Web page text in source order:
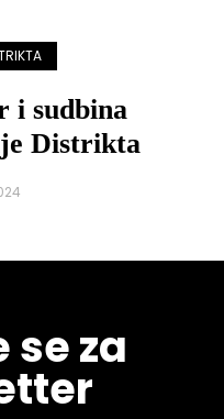
i sudbina
Distrikta
za